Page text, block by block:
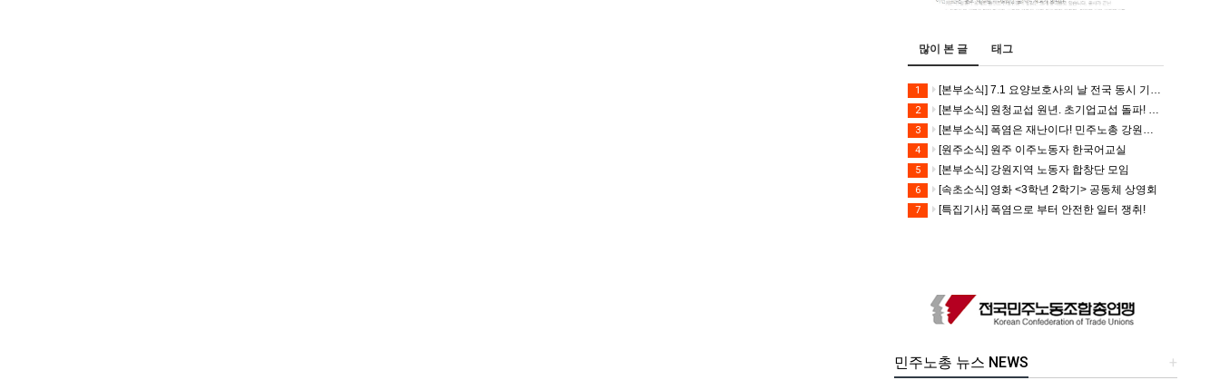
많이 본 글 태그
1 [본부소식] 7.1 요양보호사의 날 전국 동시 기자회견
2 [본부소식] 원청교섭 원년. 초기업교섭 돌파! 모든 노동자의 노동기본권 쟁취! 민주노총 7.15 총파업대회
3 [본부소식] 폭염은 재난이다! 민주노총 강원지역본부 폭염감시단 선포 기자회견
4 [원주소식] 원주 이주노동자 한국어교실
5 [본부소식] 강원지역 노동자 합창단 모임
6 [속초소식] 영화 <3학년 2학기> 공동체 상영회
7 [특집기사] 폭염으로 부터 안전한 일터 쟁취!
+
민주노총 뉴스 NEWS